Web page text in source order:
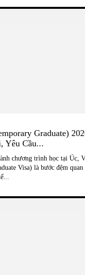
Graduate)
Yêu Cầu...
chương trình học tại Úc,
Visa) là bước đệm